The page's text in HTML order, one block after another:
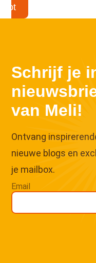
Schrijf je
van Meli!
Ontvang
nieuwe blogs en
je mailbox.
Email